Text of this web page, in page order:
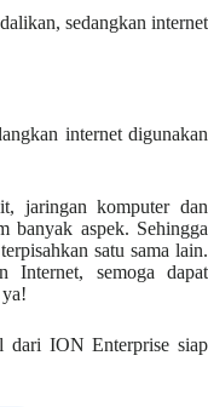
sedangkan internet
internet digunakan
jaringan komputer dan
banyak aspek. Sehingga
satu sama lain.
Internet, semoga dapat
dari ION Enterprise siap